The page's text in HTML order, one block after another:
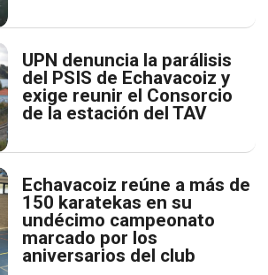
UPN denuncia la parálisis
del PSIS de Echavacoiz y
exige reunir el Consorcio
de la estación del TAV
Echavacoiz reúne a más de
150 karatekas en su
undécimo campeonato
marcado por los
aniversarios del club